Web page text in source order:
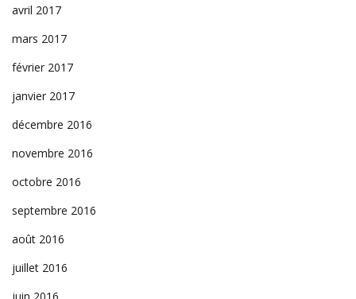
avril 2017
mars 2017
février 2017
janvier 2017
décembre 2016
novembre 2016
octobre 2016
septembre 2016
août 2016
juillet 2016